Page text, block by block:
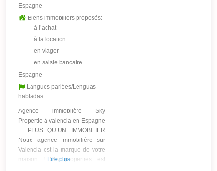
Espagne
Biens immobiliers proposés:
à l’achat
à la location
en viager
en saisie bancaire
Espagne
Langues parlées/Lenguas
habladas:
Agence immoblière Sky
Propertie à valencia en Espagne
PLUS QU’UN IMMOBILIER
Notre agence immobilière sur
Valencia est la marque de votre
maison ! Sky properties est
Lire plus…